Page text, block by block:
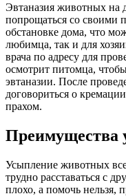
Эвтаназия животных на
попрощаться со своими
обстановке дома, что
любимца, так и для
врача по адресу для
осмотрит питомца,
эвтаназии. После
договориться о
прахом.
Преимущества
Усыпление животных
трудно расставаться с
плохо, а помочь нельзя,